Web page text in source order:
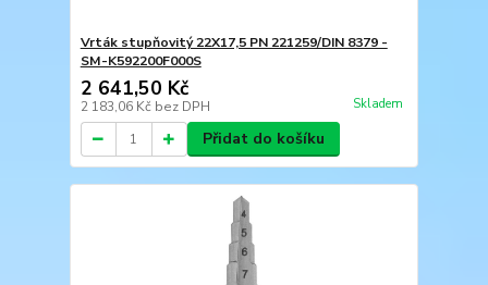
Vrták stupňovitý 22X17,5 PN 221259/DIN 8379 -
SM-K592200F000S
2 641,50 Kč
2 183,06 Kč bez DPH Skladem
Přidat do košíku